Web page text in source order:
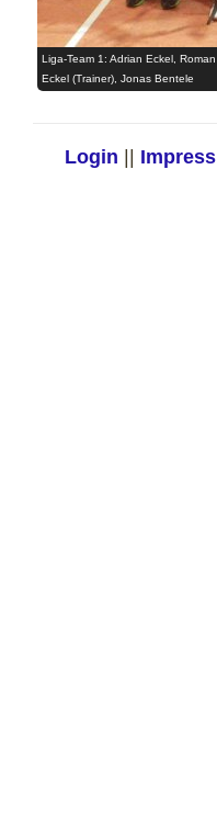
Liga-Team 1: Adrian Eckel,
Eckel (Trainer), Jonas Bentele
Login